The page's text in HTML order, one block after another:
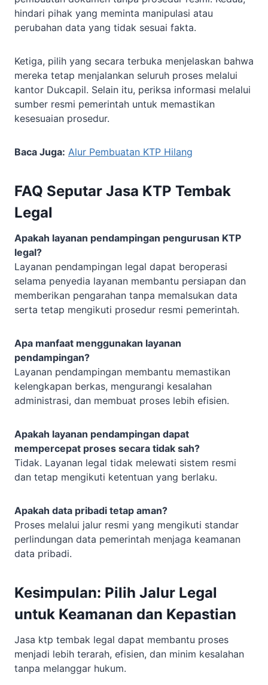
hindari pihak yang meminta manipulasi atau
perubahan data yang tidak sesuai fakta.
Ketiga, pilih yang secara terbuka menjelaskan bahwa
mereka tetap menjalankan seluruh proses melalui
kantor Dukcapil. Selain itu, periksa informasi melalui
sumber resmi pemerintah untuk memastikan
kesesuaian prosedur.
Baca Juga: Alur Pembuatan KTP Hilang
FAQ Seputar Jasa KTP Tembak
Legal
Apakah layanan pendampingan pengurusan KTP
legal?
Layanan pendampingan legal dapat beroperasi
selama penyedia layanan membantu persiapan dan
memberikan pengarahan tanpa memalsukan data
serta tetap mengikuti prosedur resmi pemerintah.
Apa manfaat menggunakan layanan
pendampingan?
Layanan pendampingan membantu memastikan
kelengkapan berkas, mengurangi kesalahan
administrasi, dan membuat proses lebih efisien.
Apakah layanan pendampingan dapat
mempercepat proses secara tidak sah?
Tidak. Layanan legal tidak melewati sistem resmi
dan tetap mengikuti ketentuan yang berlaku.
Apakah data pribadi tetap aman?
Proses melalui jalur resmi yang mengikuti standar
perlindungan data pemerintah menjaga keamanan
data pribadi.
Kesimpulan: Pilih Jalur Legal
untuk Keamanan dan Kepastian
Jasa ktp tembak legal dapat membantu proses
menjadi lebih terarah, efisien, dan minim kesalahan
tanpa melanggar hukum.